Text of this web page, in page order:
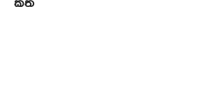
කත